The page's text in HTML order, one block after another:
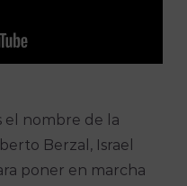
el nombre de la
Berzal, Israel
poner en marcha